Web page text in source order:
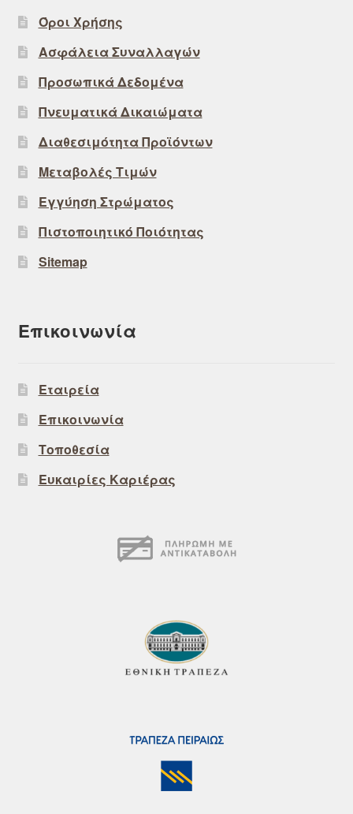
Όροι Χρήσης
Ασφάλεια Συναλλαγών
Προσωπικά Δεδομένα
Πνευματικά Δικαιώματα
Διαθεσιμότητα Προϊόντων
Μεταβολές Τιμών
Εγγύηση Στρώματος
Πιστοποιητικό Ποιότητας
Sitemap
Επικοινωνία
Εταιρεία
Επικοινωνία
Τοποθεσία
Ευκαιρίες Καριέρας